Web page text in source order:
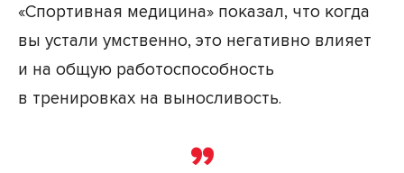
«Спортивная медицина» показал, что когда
вы устали умственно, это негативно влияет
и на общую работоспособность
в тренировках на выносливость.